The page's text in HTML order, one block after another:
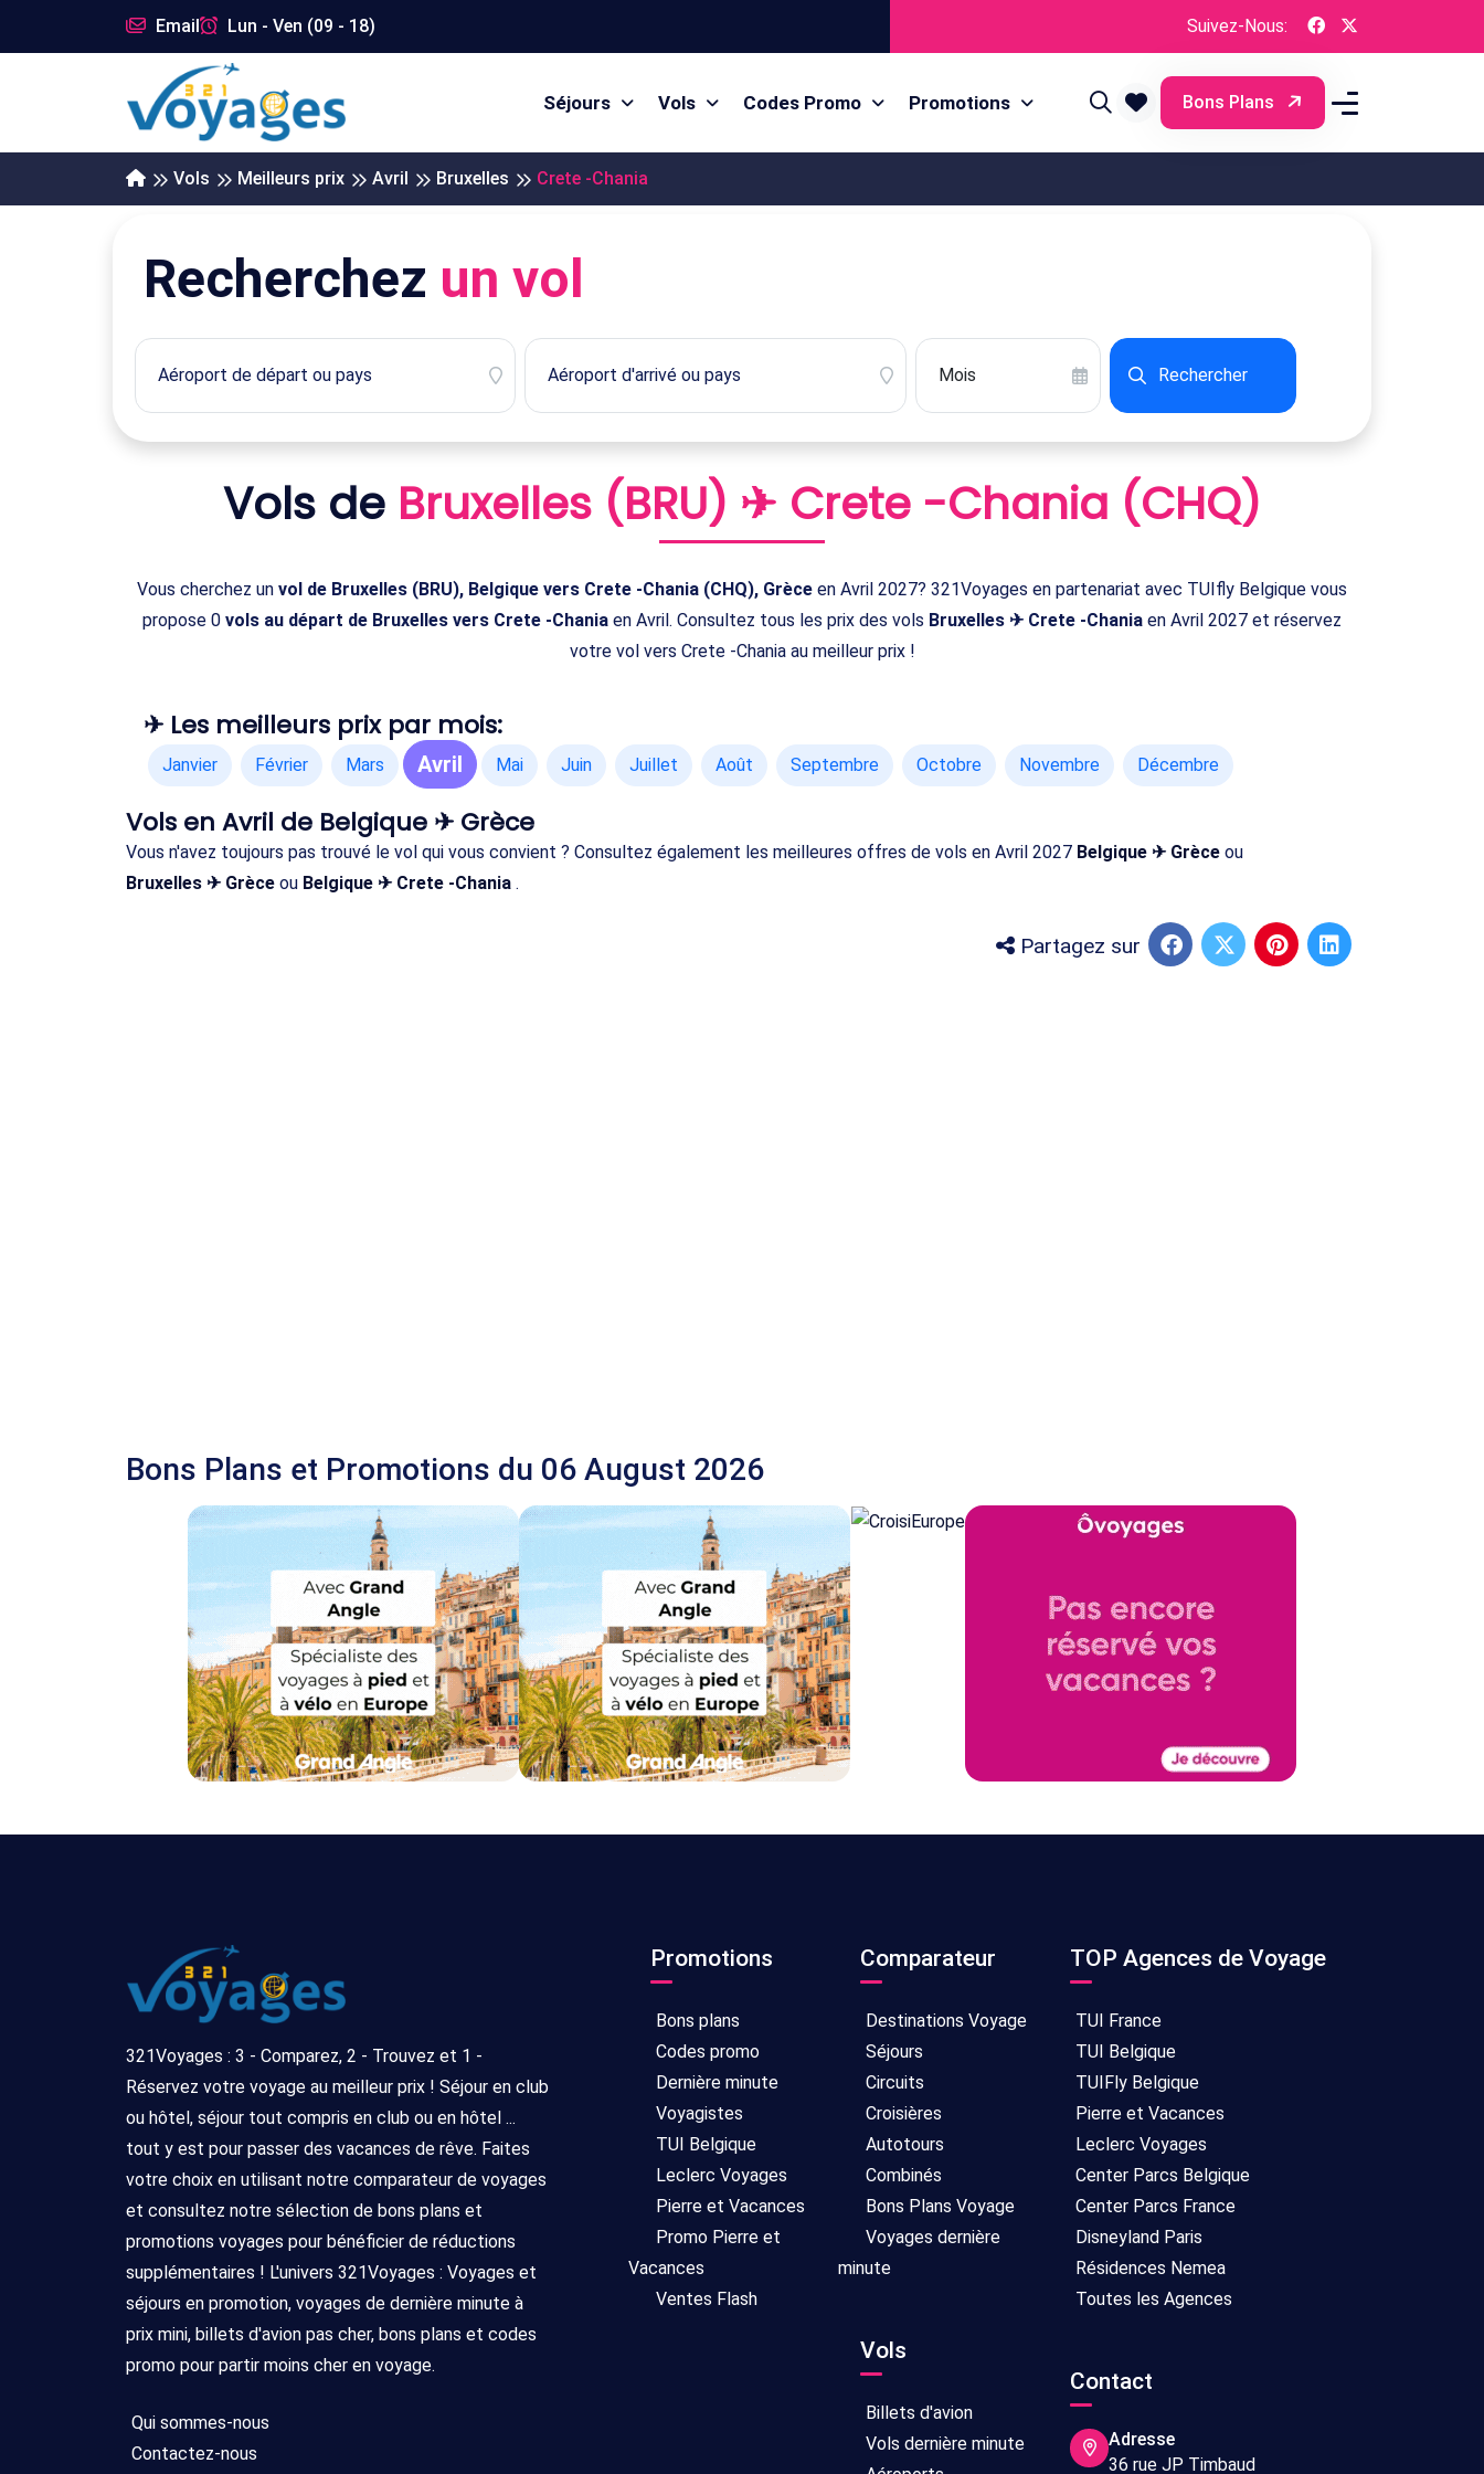
Email Lun - Ven (09 - 18) Suivez-Nous:
Séjours Vols Codes Promo Promotions Bons Plans
Vols Meilleurs prix Avril Bruxelles Crete -Chania
Recherchez un vol
Rechercher
Vols de Bruxelles (BRU) ✈ Crete -Chania (CHQ)
Vous cherchez un vol de Bruxelles (BRU), Belgique vers Crete -Chania (CHQ), Grèce en Avril 2027? 321Voyages en partenariat avec TUIfly Belgique vous
propose 0 vols au départ de Bruxelles vers Crete -Chania en Avril. Consultez tous les prix des vols Bruxelles ✈ Crete -Chania en Avril 2027 et réservez
votre vol vers Crete -Chania au meilleur prix !
✈ Les meilleurs prix par mois:
Janvier Février Mars Avril Mai Juin Juillet Août Septembre Octobre Novembre Décembre
Vols en Avril de Belgique ✈ Grèce
Vous n'avez toujours pas trouvé le vol qui vous convient ? Consultez également les meilleures offres de vols en Avril 2027 Belgique ✈ Grèce ou
Bruxelles ✈ Grèce ou Belgique ✈ Crete -Chania .
Partagez sur
Bons Plans et Promotions du 06 August 2026
321Voyages : 3 - Comparez, 2 - Trouvez et 1 -
Réservez votre voyage au meilleur prix ! Séjour en club
ou hôtel, séjour tout compris en club ou en hôtel ...
tout y est pour passer des vacances de rêve. Faites
votre choix en utilisant notre comparateur de voyages
et consultez notre sélection de bons plans et
promotions voyages pour bénéficier de réductions
supplémentaires ! L'univers 321Voyages : Voyages et
séjours en promotion, voyages de dernière minute à
prix mini, billets d'avion pas cher, bons plans et codes
promo pour partir moins cher en voyage.
Qui sommes-nous
Contactez-nous
Promotions
Bons plans
Codes promo
Dernière minute
Voyagistes
TUI Belgique
Leclerc Voyages
Pierre et Vacances
Promo Pierre et
Vacances
Ventes Flash
Comparateur
Destinations Voyage
Séjours
Circuits
Croisières
Autotours
Combinés
Bons Plans Voyage
Voyages dernière
minute
Vols
Billets d'avion
Vols dernière minute
TOP Agences de Voyage
TUI France
TUI Belgique
TUIFly Belgique
Pierre et Vacances
Leclerc Voyages
Center Parcs Belgique
Center Parcs France
Disneyland Paris
Résidences Nemea
Toutes les Agences
Contact
Adresse
36 rue JP Timbaud